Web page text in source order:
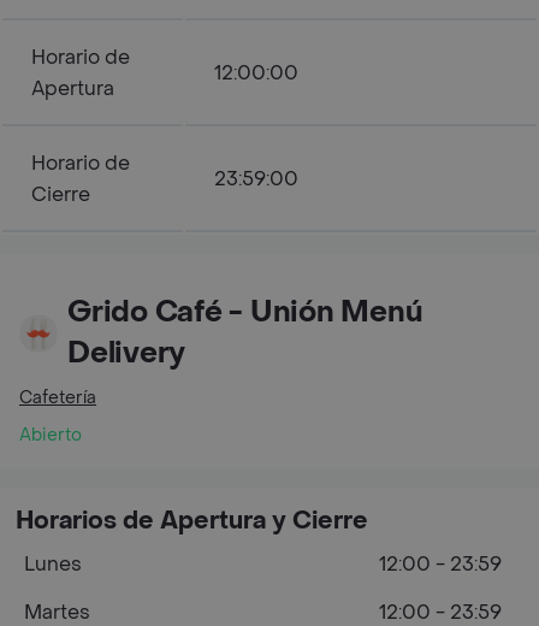
Horario de
Apertura
12:00:00
Horario de
Cierre
23:59:00
Grido Café - Unión Menú
Delivery
Cafetería
Abierto
Horarios de Apertura y Cierre
Lunes
12:00 - 23:59
Martes
12:00 - 23:59